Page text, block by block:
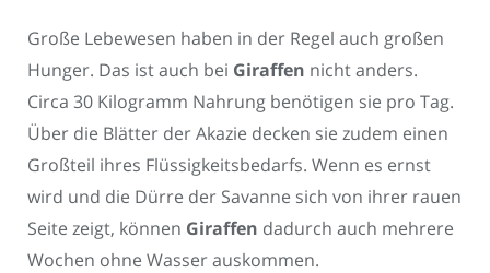
Große Lebewesen haben in der Regel auch großen
Hunger. Das ist auch bei Giraffen nicht anders.
Circa 30 Kilogramm Nahrung benötigen sie pro Tag.
Über die Blätter der Akazie decken sie zudem einen
Großteil ihres Flüssigkeitsbedarfs. Wenn es ernst
wird und die Dürre der Savanne sich von ihrer rauen
Seite zeigt, können Giraffen dadurch auch mehrere
Wochen ohne Wasser auskommen.